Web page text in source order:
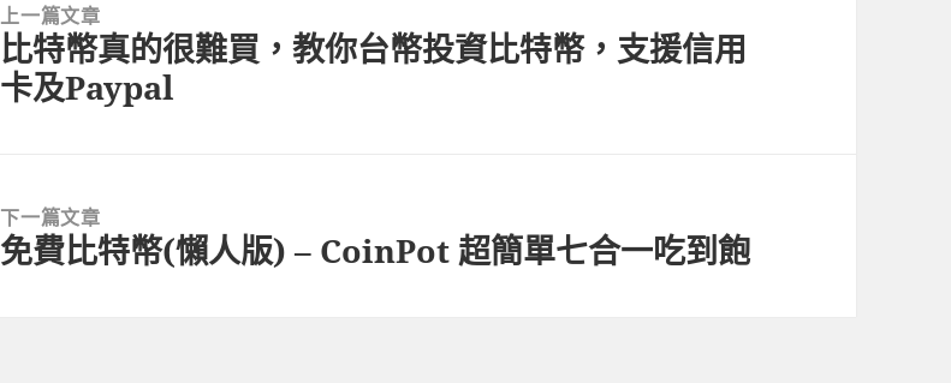
上一篇文章
上
一
比特幣真的很難買，教你台幣投資比特幣，支援信用
卡及Paypal
下一篇文章
下
免費比特幣(懶人版) – CoinPot 超簡單七合一吃到飽